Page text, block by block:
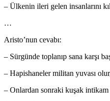
– Ülkenin ileri gelen insanlarını
…
Aristo’nun cevabı:
– Sürgünde toplanıp sana karşı
– Hapishaneler militan yuvası
– Onlardan sonraki kuşak intikam